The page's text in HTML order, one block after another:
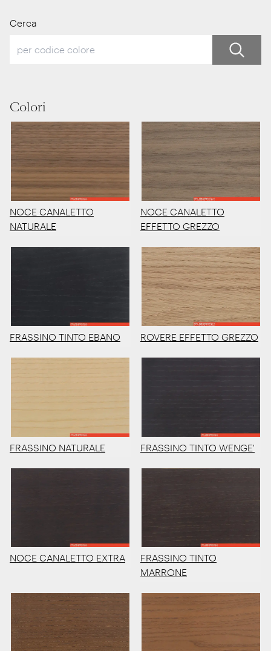
Cerca
Colori
NOCE CANALETTO
NATURALE
NOCE CANALETTO
EFFETTO GREZZO
FRASSINO TINTO EBANO ROVERE EFFETTO GREZZO
FRASSINO NATURALE FRASSINO TINTO WENGE'
NOCE CANALETTO EXTRA
FRASSINO TINTO
MARRONE